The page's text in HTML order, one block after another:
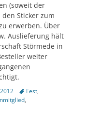
(soweit der
Sticker zum
erwerben. Über
Auslieferung hält
Störmede in
weiter
TagsFest,
,